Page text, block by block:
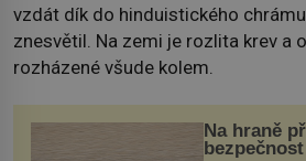
vzdát dík do hinduistického
znesvětil. Na zemi je rozlita krev a
rozházené všude kolem.
Na hraně